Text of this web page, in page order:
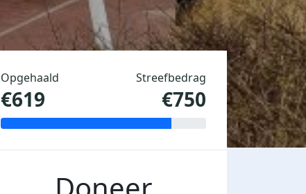
Opgehaald
€619
Streefbedrag
€750